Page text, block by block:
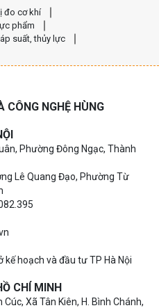
đo cơ khí
phẩm
suất, thủy lực
CÔNG NGHỆ HÙNG
Phường Đông Ngạc, Thành
Lê Quang Đạo, Phường Từ
hoạch và đầu tư TP Hà Nội
CHÍ MINH
Xã Tân Kiên, H. Bình Chánh,